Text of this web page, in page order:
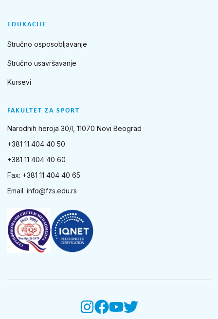
FAKULTET ZA SPORT
Narodnih heroja 30/I, 11070 Novi Beograd
+381 11 404 40 50
+381 11 404 40 60
Fax: +381 11 404 40 65
Email: info@fzs.edu.rs
EDUKACIJE
Stručno osposobljavanje
Stručno usavršavanje
Kursevi